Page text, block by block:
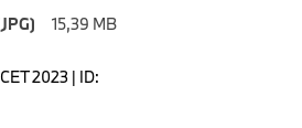
15,39 MB
2023 | ID: